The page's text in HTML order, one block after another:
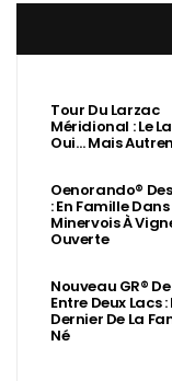
Tour Du Larzac
Méridional : Le
Oui… Mais
Oenorando®
: En Famille Dans
Minervois À
Ouverte
Nouveau GR®
Entre Deux Lacs :
Dernier De La
Né